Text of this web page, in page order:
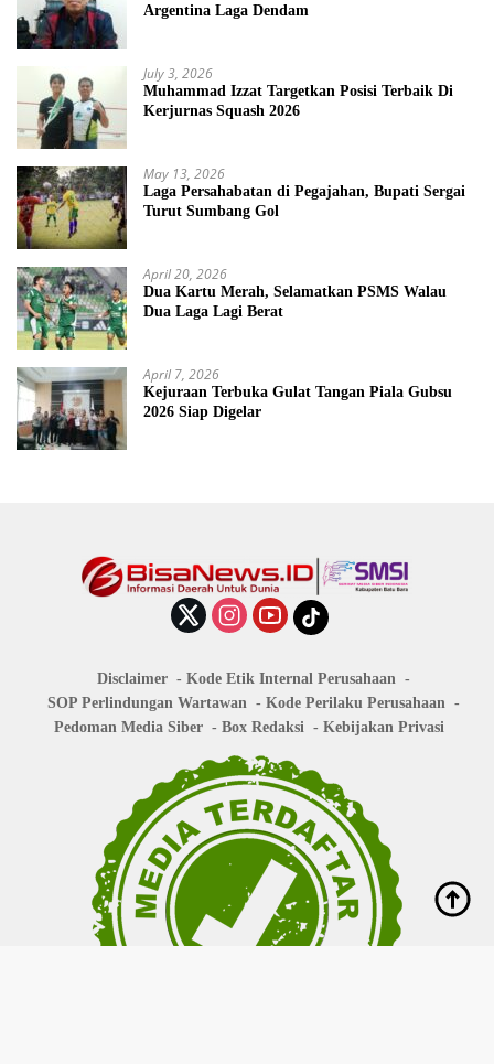
Argentina Laga Dendam
July 3, 2026
Muhammad Izzat Targetkan Posisi Terbaik Di
Kerjurnas Squash 2026
May 13, 2026
Laga Persahabatan di Pegajahan, Bupati Sergai
Turut Sumbang Gol
April 20, 2026
Dua Kartu Merah, Selamatkan PSMS Walau
Dua Laga Lagi Berat
April 7, 2026
Kejuraan Terbuka Gulat Tangan Piala Gubsu
2026 Siap Digelar
Disclaimer
Kode Etik Internal Perusahaan
SOP Perlindungan Wartawan
Kode Perilaku Perusahaan
Pedoman Media Siber
Box Redaksi Kebijakan Privasi